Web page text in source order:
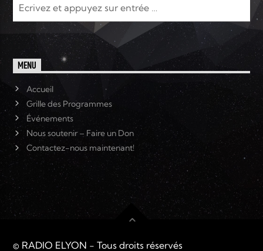
MENU
Accueil
Grille des Programmes
Événements
Nous soutenir – Faire un Don
Contactez-nous maintenant!
© RADIO ELYON - Tous droits réservés